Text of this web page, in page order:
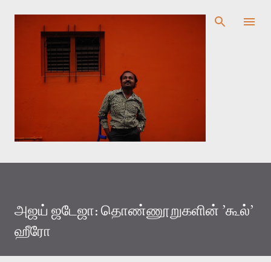
முதன்மை உள்ளடக்கத்திற்குச் செல்
அஜய் ஜடேஜா: தொண்ணூறுகளின் ’கூல்’
ஹீரோ